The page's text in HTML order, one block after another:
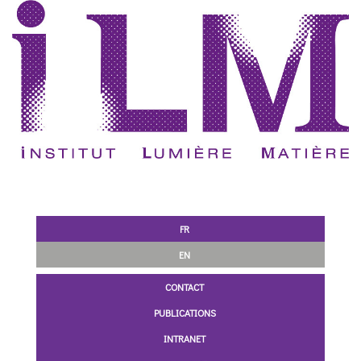
FR
EN
CONTACT
PUBLICATIONS
INTRANET